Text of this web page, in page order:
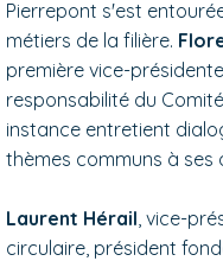
Pierrepont s'est
métiers de la filière.
première vice-
responsabilité du
instance entretient
thèmes communs à ses
Laurent Hérail , vice-
circulaire, président